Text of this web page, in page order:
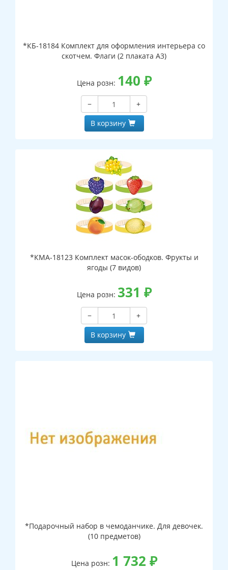
*КБ-18184 Комплект для оформления интерьера со
скотчем. Флаги (2 плаката А3)
Цена розн: 140 ₽
−
+
В корзину
*КМА-18123 Комплект масок-ободков. Фрукты и
ягоды (7 видов)
Цена розн: 331 ₽
−
+
В корзину
*Подарочный набор в чемоданчике. Для девочек.
(10 предметов)
Цена розн: 1 732 ₽